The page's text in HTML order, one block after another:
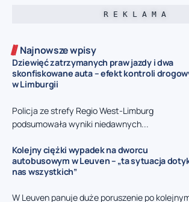
R E K L A M A
Najnowsze wpisy
Dziewięć zatrzymanych praw jazdy i dwa
skonfiskowane auta – efekt kontroli
w Limburgii
Policja ze strefy Regio West-Limburg
podsumowała wyniki niedawnych...
Kolejny ciężki wypadek na dworcu
autobusowym w Leuven – „ta sytuacja
nas wszystkich”
W Leuven panuje duże poruszenie po